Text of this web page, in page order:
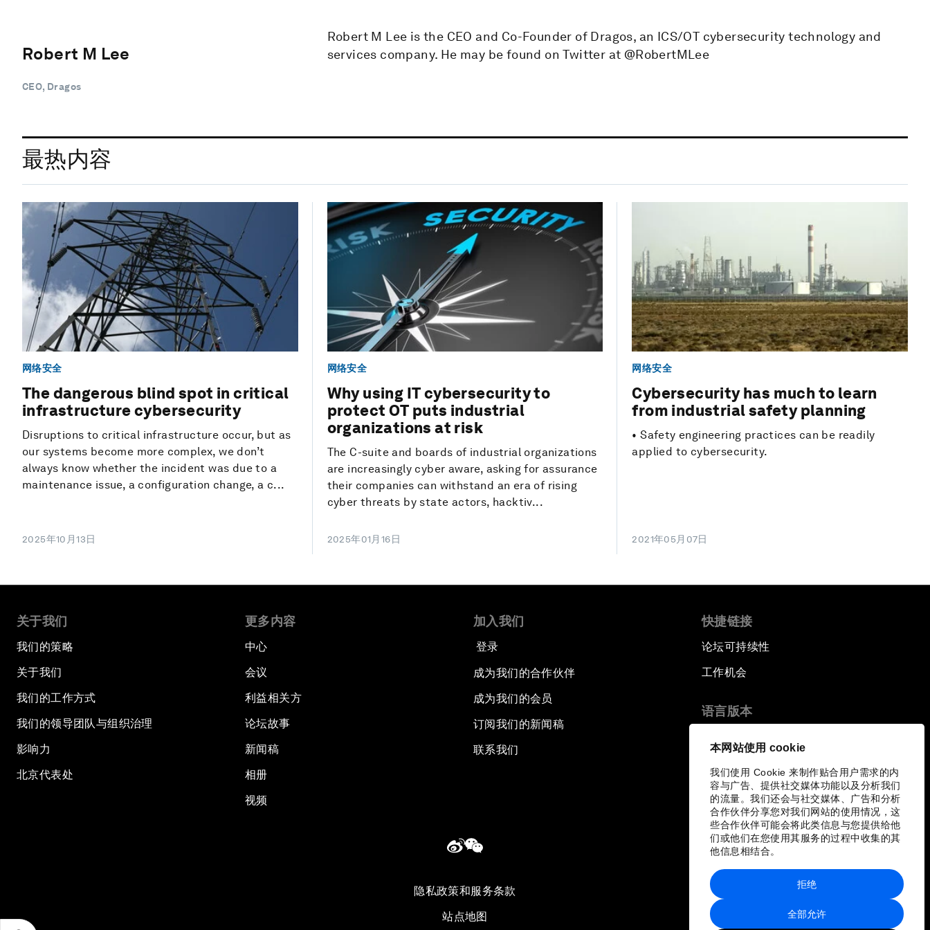
本网站使用 cookie
我们使用 Cookie 来制作贴合用户需求的内
容与广告、提供社交媒体功能以及分析我们
的流量。我们还会与社交媒体、广告和分析
合作伙伴分享您对我们网站的使用情况，这
些合作伙伴可能会将此类信息与您提供给他
们或他们在您使用其服务的过程中收集的其
他信息相结合。
全部允许
拒绝
Robert M Lee
CEO, Dragos
Robert M Lee is the CEO and Co-Founder of Dragos, an ICS/OT cybersecurity technology and
services company. He may be found on Twitter at @RobertMLee
最热内容
网络安全
The dangerous blind spot in critical
infrastructure cybersecurity
Disruptions to critical infrastructure occur, but as
our systems become more complex, we don’t
always know whether the incident was due to a
maintenance issue, a configuration change, a c...
2025年10月13日
网络安全
Why using IT cybersecurity to
protect OT puts industrial
organizations at risk
The C-suite and boards of industrial organizations
are increasingly cyber aware, asking for assurance
their companies can withstand an era of rising
cyber threats by state actors, hacktiv...
2025年01月16日
网络安全
Cybersecurity has much to learn
from industrial safety planning
• Safety engineering practices can be readily
applied to cybersecurity.
2021年05月07日
关于我们
我们的策略
关于我们
我们的工作方式
我们的领导团队与组织治理
影响力
北京代表处
更多内容
中心
会议
利益相关方
论坛故事
新闻稿
相册
视频
加入我们
登录
成为我们的合作伙伴
成为我们的会员
订阅我们的新闻稿
联系我们
快捷链接
论坛可持续性
工作机会
语言版本
隐私政策和服务条款
站点地图